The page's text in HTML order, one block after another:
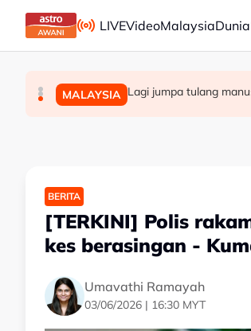
Skip to main content
LIVEVideoMalaysiaDunia
SUKAN Pasukan bola sepak
DUNIA Pempengaruh media sosial
MALAYSIA Lagi jumpa tulang
BERITA
[TERKINI] Polis
kes berasingan -
Umavathi Ramayah
03/06/2026 | 16:30 MYT